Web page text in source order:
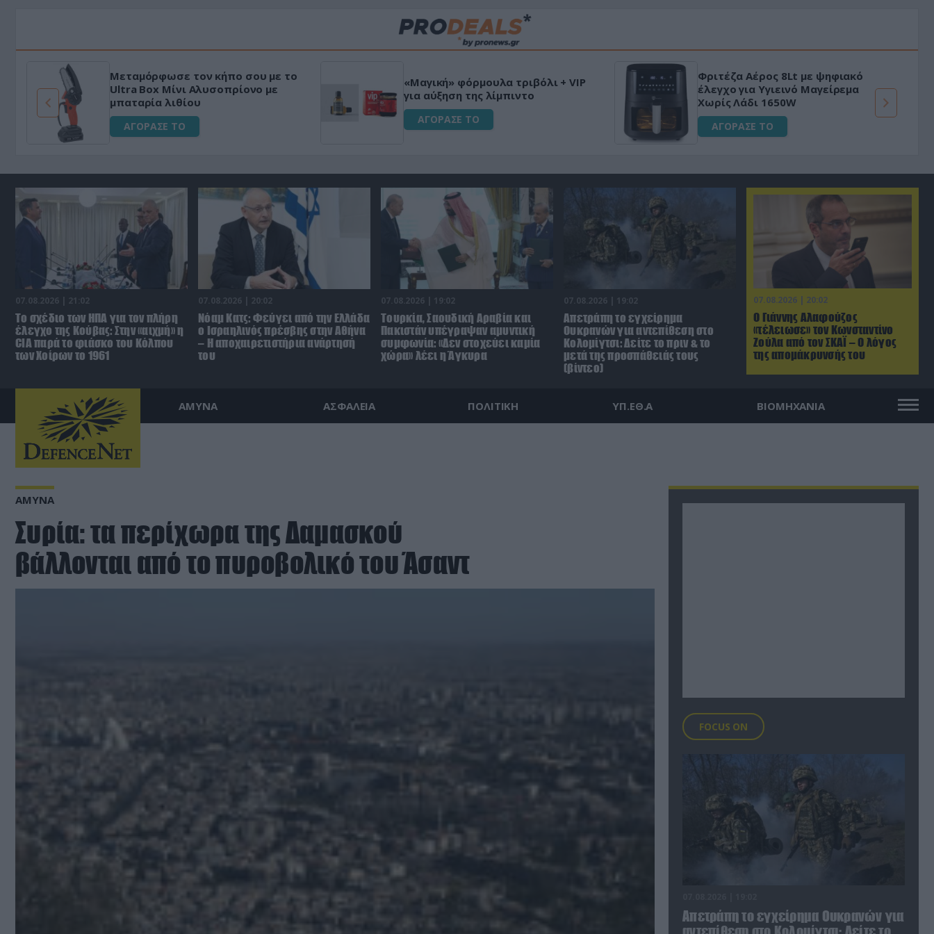
Μεταμόρφωσε τον κήπο σου με το
Ultra Box Μίνι Αλυσοπρίονο με
μπαταρία λιθίου
ΑΓΟΡΑΣΕ ΤΟ
«Μαγική» φόρμουλα τριβόλι + VIP
για αύξηση της λίμπιντο
ΑΓΟΡΑΣΕ ΤΟ
Φριτέζα Αέρος 8Lt με ψηφιακό
έλεγχο για Υγιεινό Μαγείρεμα
Χωρίς Λάδι 1650W
ΑΓΟΡΑΣΕ ΤΟ
07.08.2026 | 20:02
Ο Γιάννης Αλαφούζος
«τέλειωσε» τον Κωνσταντίνο
Ζούλα από τον ΣΚΑΪ – Ο λόγος
της απομάκρυνσής του
07.08.2026 | 21:02
To σχέδιο των ΗΠΑ για τον πλήρη
έλεγχο της Κούβας: Στην «αιχμή» η
CIA παρά το φιάσκο του Κόλπου
των Χοίρων το 1961
07.08.2026 | 20:02
Νόαμ Κατς: Φεύγει από την Ελλάδα
ο Ισραηλινός πρέσβης στην Αθήνα
– Η αποχαιρετιστήρια ανάρτησή
του
07.08.2026 | 19:02
Τουρκία, Σαουδική Αραβία και
Πακιστάν υπέγραψαν αμυντική
συμφωνία: «Δεν στοχεύει καμία
χώρα» λέει η Άγκυρα
07.08.2026 | 19:02
Απετράπη το εγχείρημα
Ουκρανών για αντεπίθεση στο
Κολομίγτσι: Δείτε το πριν & το
μετά της προσπάθειάς τους
(βίντεο)
ΑΜΥΝΑ ΑΣΦΑΛΕΙΑ ΠΟΛΙΤΙΚΗ ΥΠ.ΕΘ.Α ΒΙΟΜΗΧΑΝΙΑ
ΑΜΥΝΑ
Συρία: τα περίχωρα της Δαμασκού
βάλλονται από το πυροβολικό του Άσαντ
FOCUS ON
Απετράπη το εγχείρημα Ουκρανών για